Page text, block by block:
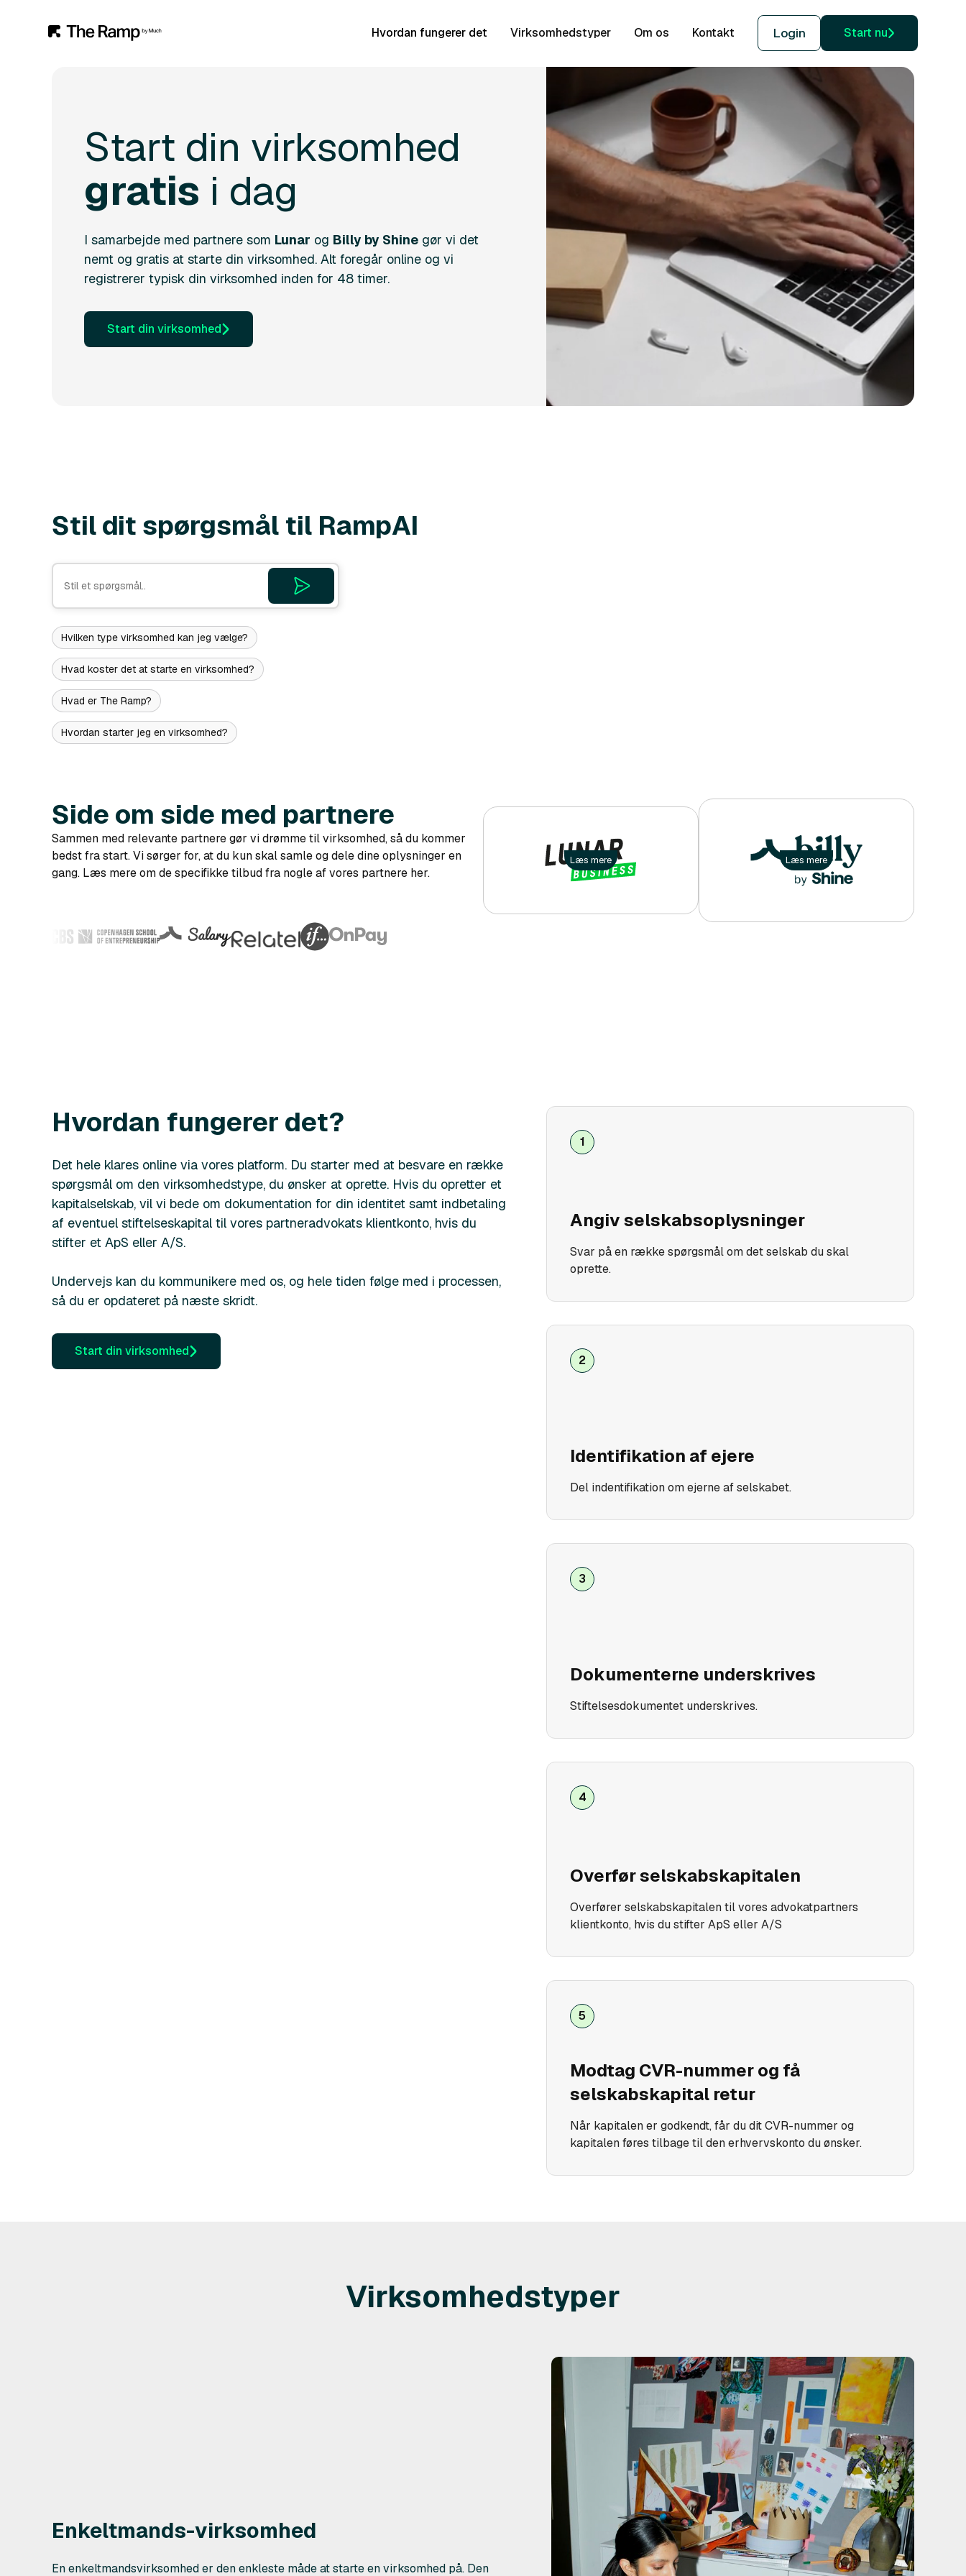
Hvordan fungerer det Virksomhedstyper Om os Kontakt Login Start nu
Start din virksomhed
gratis i dag
I samarbejde med partnere som Lunar og Billy by Shinegør vi det
nemt og gratis at starte din virksomhed. Alt foregår online og vi
registrerer typisk din virksomhed inden for 48 timer.
Start din virksomhed
Stil dit spørgsmål til RampAI
Hvilken type virksomhed kan jeg vælge?
Hvad koster det at starte en virksomhed?
Hvad er The Ramp?
Hvordan starter jeg en virksomhed?
Side om side med partnere
Sammen med relevante partnere gør vi drømme til virksomhed, så du kommer
bedst fra start. Vi sørger for, at du kun skal samle og dele dine oplysninger en
gang. Læs mere om de specifikke tilbud fra nogle af vores partnere her.
Læs mere Læs mere
Hvordan fungerer det?
Det hele klares online via vores platform. Du starter med at besvare en række
spørgsmål om den virksomhedstype, du ønsker at oprette. Hvis du opretter et
kapitalselskab, vil vi bede om dokumentation for din identitet samt indbetaling
af eventuel stiftelseskapital til vores partneradvokats klientkonto, hvis du
stifter et ApS eller A/S.
Undervejs kan du kommunikere med os, og hele tiden følge med i processen,
så du er opdateret på næste skridt.
Start din virksomhed
1
Angiv selskabsoplysninger
Svar på en række spørgsmål om det selskab du skal
oprette.
2
Identifikation af ejere
Del indentifikation om ejerne af selskabet.
3
Dokumenterne underskrives
Stiftelsesdokumentet underskrives.
4
Overfør selskabskapitalen
Overfører selskabskapitalen til vores advokatpartners
klientkonto, hvis du stifter ApS eller A/S
5
Modtag CVR-nummer og få
selskabskapital retur
Når kapitalen er godkendt, får du dit CVR-nummer og
kapitalen føres tilbage til den erhvervskonto du ønsker.
Virksomhedstyper
Enkeltmands-virksomhed
En enkeltmandsvirksomhed er den enkleste måde at starte en virksomhed på. Den